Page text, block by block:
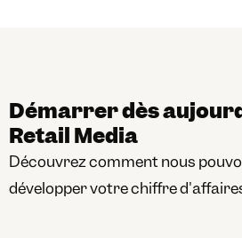
Démarrer dès
Retail Media
Découvrez comment nous
développer votre chiffre